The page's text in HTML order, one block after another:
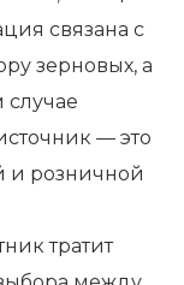
связана с
зерновых, а
— это
и розничной
тратит